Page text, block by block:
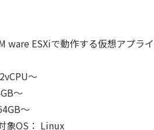
ware ESXiで動作する仮想アプライ
～
～
～
象OS： Linux